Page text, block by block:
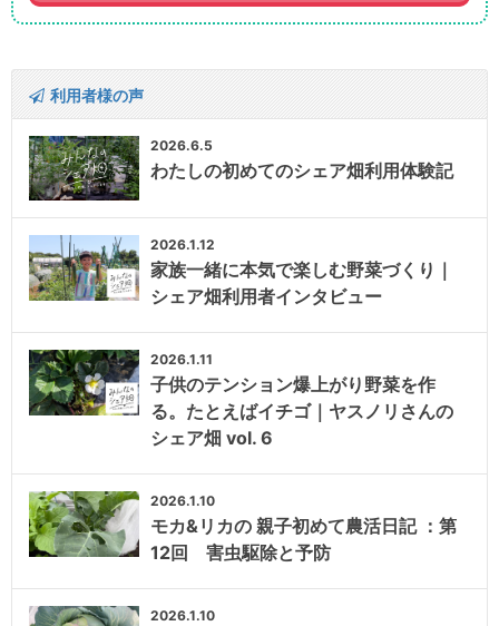
利用者様の声
2026.6.5
わたしの初めてのシェア畑利用体験記
2026.1.12
家族一緒に本気で楽しむ野菜づくり｜
シェア畑利用者インタビュー
2026.1.11
子供のテンション爆上がり野菜を作
る。たとえばイチゴ｜ヤスノリさんの
シェア畑 vol. 6
2026.1.10
モカ&リカの 親子初めて農活日記 ：第
12回 害虫駆除と予防
2026.1.10